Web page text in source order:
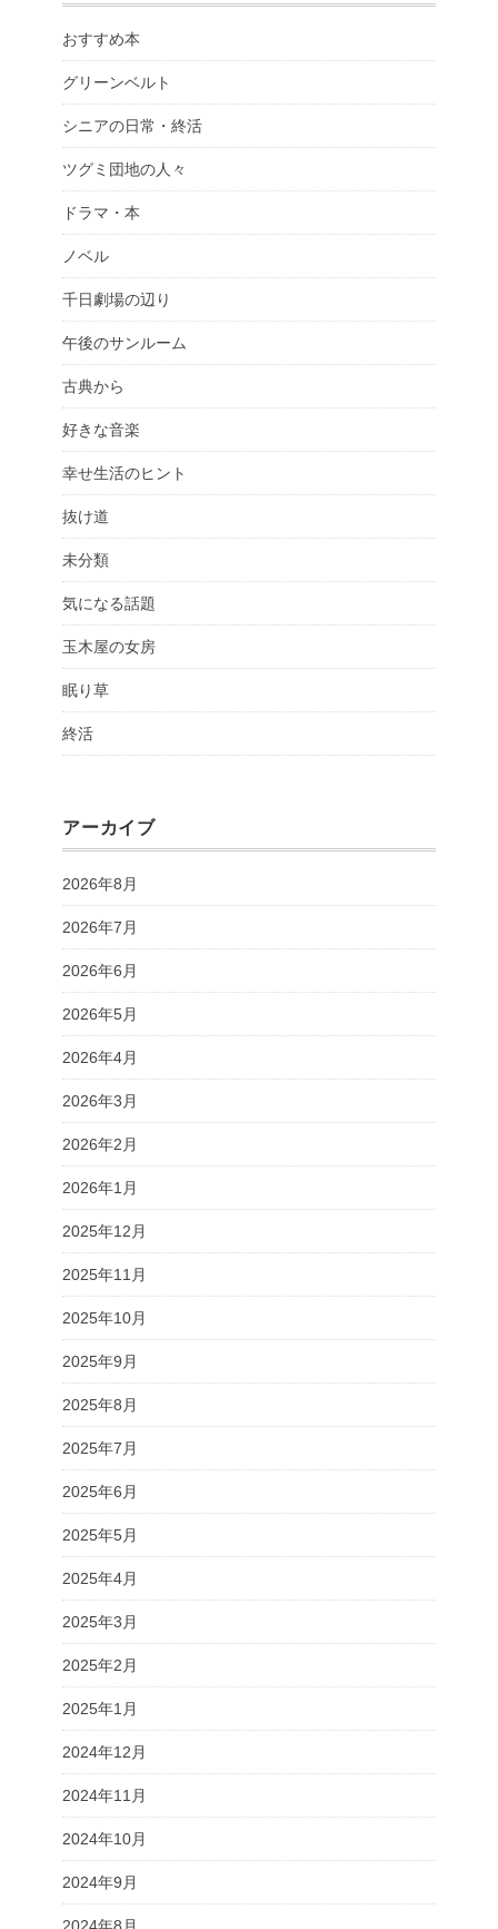
おすすめ本
グリーンベルト
シニアの日常・終活
ツグミ団地の人々
ドラマ・本
ノベル
千日劇場の辺り
午後のサンルーム
古典から
好きな音楽
幸せ生活のヒント
抜け道
未分類
気になる話題
玉木屋の女房
眠り草
終活
アーカイブ
2026年8月
2026年7月
2026年6月
2026年5月
2026年4月
2026年3月
2026年2月
2026年1月
2025年12月
2025年11月
2025年10月
2025年9月
2025年8月
2025年7月
2025年6月
2025年5月
2025年4月
2025年3月
2025年2月
2025年1月
2024年12月
2024年11月
2024年10月
2024年9月